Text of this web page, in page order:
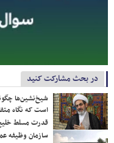
در بحث مشارکت کنید
شیخ‌نشین‌ها
است که نگاه
قدرت مسلط
سازمان وظیفه